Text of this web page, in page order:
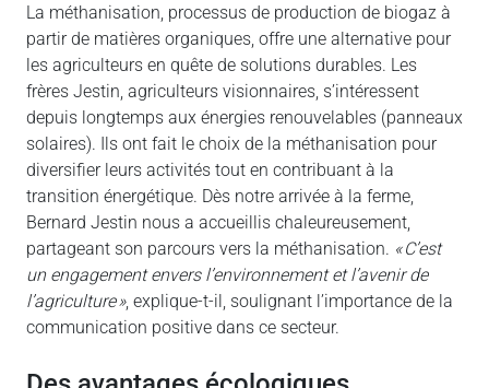
La méthanisation, processus de production de biogaz à
partir de matières organiques, offre une alternative pour
les agriculteurs en quête de solutions durables. Les
frères Jestin, agriculteurs visionnaires, s’intéressent
depuis longtemps aux énergies renouvelables (panneaux
solaires). Ils ont fait le choix de la méthanisation pour
diversifier leurs activités tout en contribuant à la
transition énergétique. Dès notre arrivée à la ferme,
Bernard Jestin nous a accueillis chaleureusement,
partageant son parcours vers la méthanisation. « C’est
un engagement envers l’environnement et l’avenir de
l’agriculture », explique-t-il, soulignant l’importance de la
communication positive dans ce secteur.